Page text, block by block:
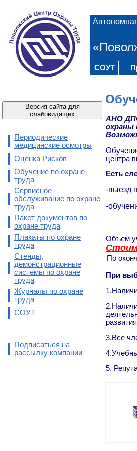
СОУТ
Версия сайта для
слабовидящих
Периодические
медицинские осмотры
Оценка Рисков
Обучение по охране
труда
Сервисное
обслуживание по охране
труда
Пакет документов по
охране труда
Плакаты по охране
труда
Стенды,
демонстрационные
системы по охране
труда
Журналы по охране
труда
СОУТ
Подписаться на
рассылку компании
АНО
охраны
центра
Есть
-выезд
-
Объем
По
При
3.Все
5.